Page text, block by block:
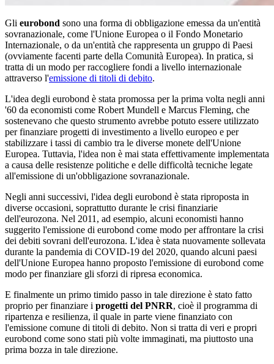
Gli eurobond sono una forma di obbligazione emessa da un'entità
sovranazionale, come l'Unione Europea o il Fondo Monetario
Internazionale, o da un'entità che rappresenta un gruppo di Paesi
(ovviamente facenti parte della Comunità Europea). In pratica, si
tratta di un modo per raccogliere fondi a livello internazionale
attraverso l'emissione di titoli di debito.
L'idea degli eurobond è stata promossa per la prima volta negli anni
'60 da economisti come Robert Mundell e Marcus Fleming, che
sostenevano che questo strumento avrebbe potuto essere utilizzato
per finanziare progetti di investimento a livello europeo e per
stabilizzare i tassi di cambio tra le diverse monete dell'Unione
Europea. Tuttavia, l'idea non è mai stata effettivamente implementata
a causa delle resistenze politiche e delle difficoltà tecniche legate
all'emissione di un'obbligazione sovranazionale.
Negli anni successivi, l'idea degli eurobond è stata riproposta in
diverse occasioni, soprattutto durante le crisi finanziarie
dell'eurozona. Nel 2011, ad esempio, alcuni economisti hanno
suggerito l'emissione di eurobond come modo per affrontare la crisi
dei debiti sovrani dell'eurozona. L'idea è stata nuovamente sollevata
durante la pandemia di COVID-19 del 2020, quando alcuni paesi
dell'Unione Europea hanno proposto l'emissione di eurobond come
modo per finanziare gli sforzi di ripresa economica.
E finalmente un primo timido passo in tale direzione è stato fatto
proprio per finanziare i progetti del PNRR, cioè il programma di
ripartenza e resilienza, il quale in parte viene finanziato con
l'emissione comune di titoli di debito. Non si tratta di veri e propri
eurobond come sono stati più volte immaginati, ma piuttosto una
prima bozza in tale direzione.